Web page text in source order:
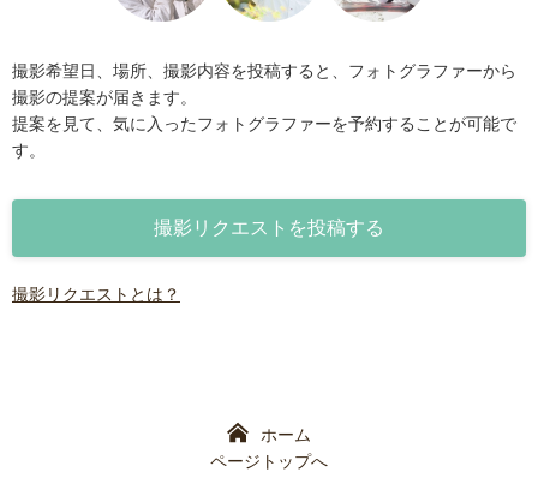
撮影希望日、場所、撮影内容を投稿すると、フォトグラファーから
撮影の提案が届きます。
提案を見て、気に入ったフォトグラファーを予約することが可能で
す。
撮影リクエストを投稿する
撮影リクエストとは？
ホーム
ページトップへ